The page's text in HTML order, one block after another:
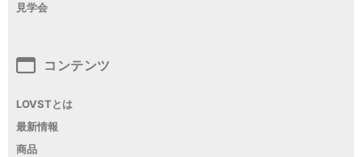
見学会
コンテンツ
LOVSTとは
最新情報
商品